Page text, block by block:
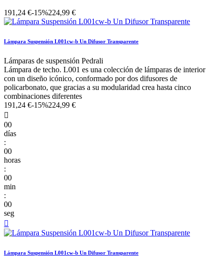
191,24 €-15%224,99 €
Lámpara Suspensión L001cw-b Un Difusor Transparente
Lámparas de suspensión Pedrali
Lámpara de techo. L001 es una colección de lámparas de interior
con un diseño icónico, conformado por dos difusores de
policarbonato, que gracias a su modularidad crea hasta cinco
combinaciones diferentes
191,24 €-15%224,99 €

00
días
:
00
horas
:
00
min
:
00
seg

Lámpara Suspensión L001cw-b Un Difusor Transparente